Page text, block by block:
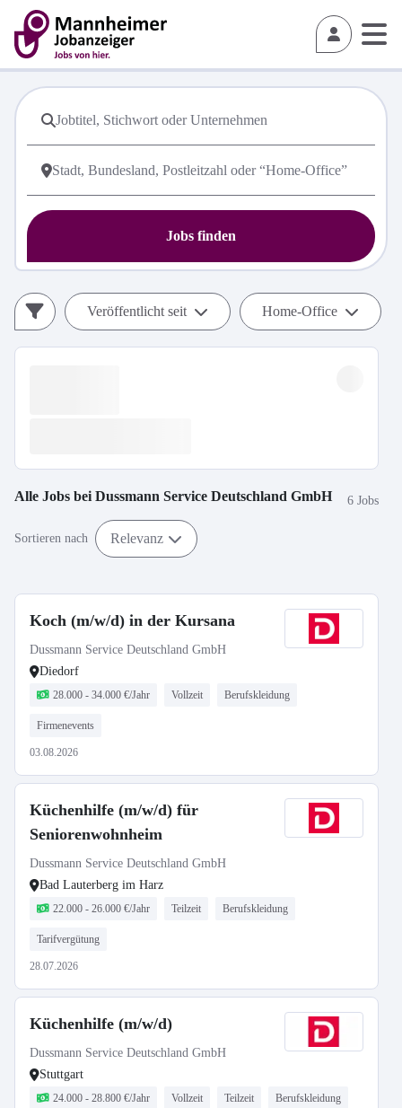
Jobs finden
Veröffentlicht seit Home-Office
Alle Jobs bei Dussmann Service Deutschland GmbH 6 Jobs
Sortieren nach Relevanz
Koch (m/w/d) in der Kursana
Dussmann Service Deutschland GmbH
Diedorf
28.000 - 34.000 €/Jahr Vollzeit Berufskleidung
Firmenevents
03.08.2026
Küchenhilfe (m/w/d) für
Seniorenwohnheim
Dussmann Service Deutschland GmbH
Bad Lauterberg im Harz
22.000 - 26.000 €/Jahr Teilzeit Berufskleidung
Tarifvergütung
28.07.2026
Küchenhilfe (m/w/d)
Dussmann Service Deutschland GmbH
Stuttgart
24.000 - 28.800 €/Jahr Vollzeit Teilzeit Berufskleidung